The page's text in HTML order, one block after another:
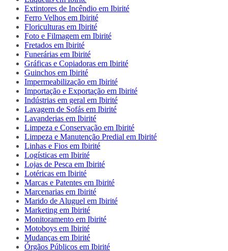
Extintores de Incêndio em Ibirité
Ferro Velhos em Ibirité
Floriculturas em Ibirité
Foto e Filmagem em Ibirité
Fretados em Ibirité
Funerárias em Ibirité
Gráficas e Copiadoras em Ibirité
Guinchos em Ibirité
Impermeabilização em Ibirité
Importação e Exportação em Ibirité
Indústrias em geral em Ibirité
Lavagem de Sofás em Ibirité
Lavanderias em Ibirité
Limpeza e Conservação em Ibirité
Limpeza e Manutenção Predial em Ibirité
Linhas e Fios em Ibirité
Logísticas em Ibirité
Lojas de Pesca em Ibirité
Lotéricas em Ibirité
Marcas e Patentes em Ibirité
Marcenarias em Ibirité
Marido de Aluguel em Ibirité
Marketing em Ibirité
Monitoramento em Ibirité
Motoboys em Ibirité
Mudanças em Ibirité
Órgãos Públicos em Ibirité